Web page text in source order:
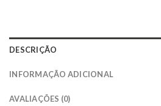
DESCRIÇÃO
INFORMAÇÃO ADICIONAL
AVALIAÇÕES (0)